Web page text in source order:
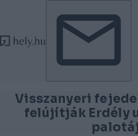
Tovább a tartalomhoz
Tovább a lábléchez
Visszanyeri
felújítják Erdély